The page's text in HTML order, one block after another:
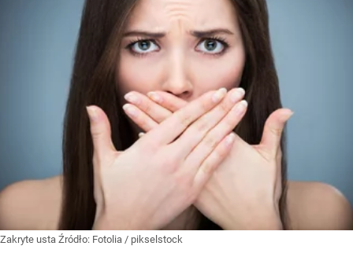
Zakryte usta Źródło: Fotolia / pikselstock